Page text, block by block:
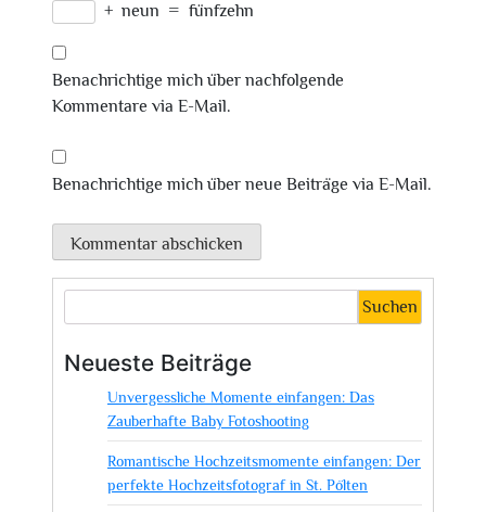
+ neun = fünfzehn
Benachrichtige mich über nachfolgende
Kommentare via E-Mail.
Benachrichtige mich über neue Beiträge via E-Mail.
Suchen
Neueste Beiträge
Unvergessliche Momente einfangen: Das
Zauberhafte Baby Fotoshooting
Romantische Hochzeitsmomente einfangen: Der
perfekte Hochzeitsfotograf in St. Pölten